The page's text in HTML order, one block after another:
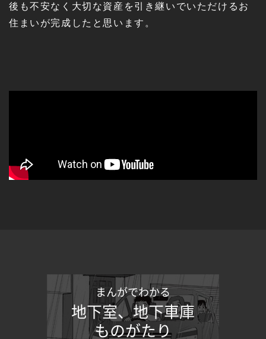
後も不安なく大切な資産を引き継いでいただけるお
住まいが完成したと思います。
まんがでわかる
地下室、地下車庫
ものがたり